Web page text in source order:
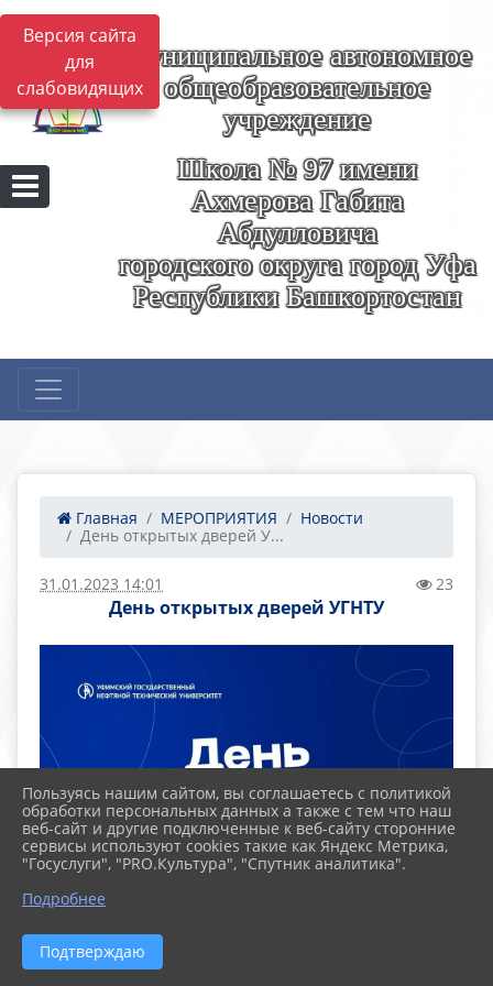
Версия сайта
для
слабовидящих
Муниципальное автономное
общеобразовательное
учреждение
Школа № 97 имени
Ахмерова Габита
Абдулловича
городского округа город Уфа
Республики Башкортостан
Главная МЕРОПРИЯТИЯ
Новости
День открытых дверей У...
31.01.2023 14:01 23
День открытых дверей УГНТУ
Пользуясь нашим сайтом, вы соглашаетесь с политикой
обработки персональных данных а также с тем что наш
веб-сайт и другие подключенные к веб-сайту сторонние
сервисы используют cookies такие как Яндекс Метрика,
"Госуслуги", "PRO.Культура", "Спутник аналитика".
Подробнее
Подтверждаю